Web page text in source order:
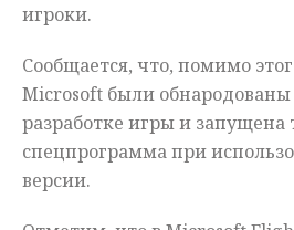
игроки.
Сообщается, что, помимо
Microsoft были
разработке игры и запущена
спецпрограмма при
версии.